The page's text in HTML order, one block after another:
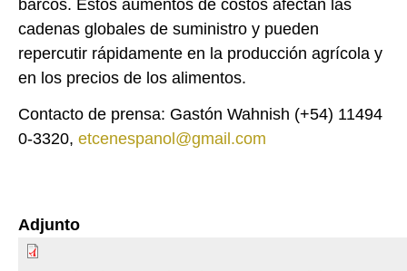
barcos. Estos aumentos de costos afectan las
cadenas globales de suministro y pueden
repercutir rápidamente en la producción agrícola y
en los precios de los alimentos.
Contacto de prensa: Gastón Wahnish (+54) 11494
0-3320, etcenespanol@gmail.com
Adjunto